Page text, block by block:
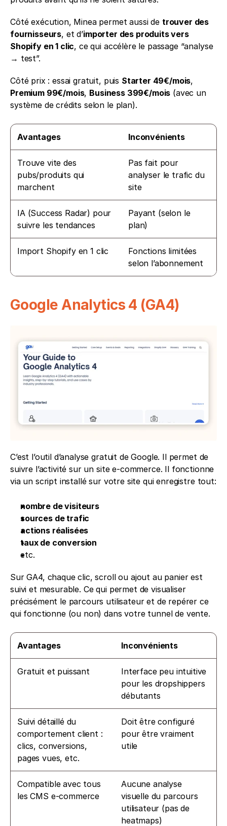
Côté exécution, Minea permet aussi de trouver des
fournisseurs, et d’importer des produits vers
Shopify en 1 clic, ce qui accélère le passage “analyse
→ test”.
Côté prix : essai gratuit, puis Starter 49€/mois
Premium 99€/mois, Business 399€/mois (avec un
système de crédits selon le plan).
Avantages Inconvénients
Trouve vite des
pubs/produits qui
marchent
Pas fait pour
analyser le trafic du
site
IA (Success Radar) pour
suivre les tendances
Payant (selon le
plan)
Import Shopify en 1 clic
Fonctions limitées
selon l’abonnement
Google Analytics 4 (GA4)
C’est l’outil d’analyse gratuit de Google. Il permet de
suivre l’activité sur un site e-commerce. Il fonctionne
via un script installé sur votre site qui enregistre tout:
nombre de visiteurs
sources de trafic
actions réalisées
taux de conversion
etc.
Sur GA4, chaque clic, scroll ou ajout au panier est
suivi et mesurable. Ce qui permet de visualiser
précisément le parcours utilisateur et de repérer ce
qui fonctionne (ou non) dans votre tunnel de vente.
Avantages Inconvénients
Gratuit et puissant
Interface peu intuitive
pour les dropshippers
débutants
Suivi détaillé du
comportement client :
clics, conversions,
pages vues, etc.
Doit être configuré
pour être vraiment
utile
Compatible avec tous
les CMS e-commerce
Aucune analyse
visuelle du parcours
utilisateur (pas de
heatmaps)